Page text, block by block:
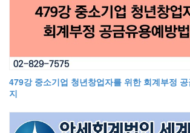
479강 중소기업 청년창업자를 위한 회계부정
지